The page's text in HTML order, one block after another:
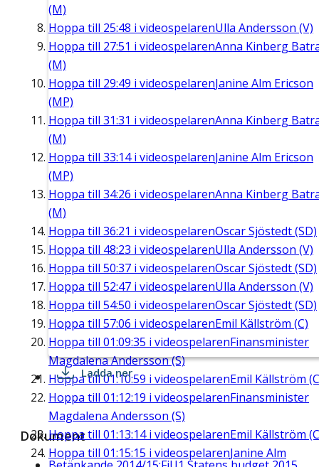
(M)
Hoppa till 25:48 i videospelarenUlla Andersson (V)
Hoppa till 27:51 i videospelarenAnna Kinberg
(M)
Hoppa till 29:49 i videospelarenJanine Alm Ericson
(MP)
Hoppa till 31:31 i videospelarenAnna Kinberg
(M)
Hoppa till 33:14i videospelarenJanine Alm Ericson
(MP)
Hoppa till 34:26 i videospelarenAnna Kinberg
(M)
Hoppa till 36:21 i videospelarenOscar Sjöstedt (SD)
Hoppa till 48:23 i videospelarenUlla Andersson (V)
Hoppa till 50:37 i videospelarenOscar Sjöstedt (SD)
Hoppa till 52:47 i videospelarenUlla Andersson (V)
Hoppa till 54:50 i videospelarenOscar Sjöstedt (SD)
Hoppa till 57:06 i videospelarenEmil Källström (C)
Hoppa till 01:09:35 i videospelarenFinansminister
Magdalena Andersson (S)
Hoppa till01:10:59 i videospelarenEmil Källström
Hoppa till 01:12:19 i videospelarenFinansminister
Magdalena Andersson (S)
Hoppa till 01:13:14i videospelarenEmil Källström
Hoppa till 01:15:15 i videospelarenJanine Alm
Ladda ner
Dokument